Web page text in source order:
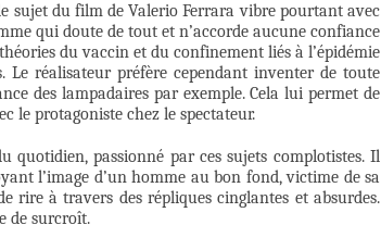
sujet du film de Valerio Ferrara vibre pourtant avec
qui doute de tout et n’accorde aucune confiance
du vaccin et du confinement liés à l’épidémie
réalisateur préfère cependant inventer de toute
des lampadaires par exemple. Cela lui permet de
le protagoniste chez le spectateur.
quotidien, passionné par ces sujets complotistes. Il
l’image d’un homme au bon fond, victime de sa
rire à travers des répliques cinglantes et absurdes.
de surcroît.